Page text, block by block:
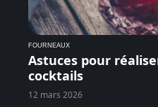
FOURNEAUX
Astuces pour
cocktails
12 mars 2026